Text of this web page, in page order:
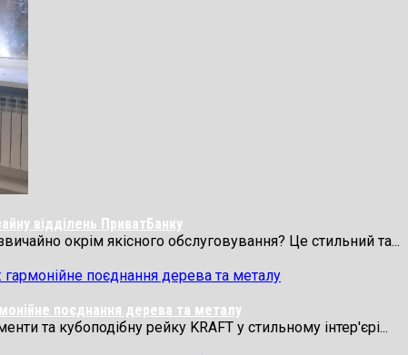
відділень ПриватБанку
окрім якісного обслуговування? Це стильний та...
поєднання дерева та металу
та кубоподібну рейку KRAFT у стильному інтер'єрі...